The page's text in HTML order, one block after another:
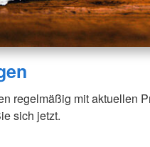
regelmäßig mit aktuellen
sich jetzt.